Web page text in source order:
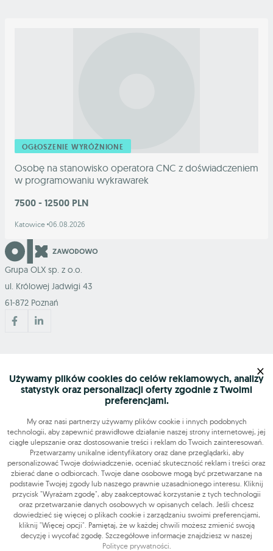
OGŁOSZENIE WYRÓŻNIONE
Osobę na stanowisko operatora CNC z doświadczeniem
w programowaniu wykrawarek
7500 - 12500 PLN
Katowice 06.08.2026
Grupa OLX sp. z o.o.
ul. Królowej Jadwigi 43
61-872 Poznań
Znajdź nas
Narzędzia
OLX-praca © 2026. Wszelkie prawa zastrzeżone.
OLX PracaBudowa i remontyProdukcjaAdministracjaSprzedaż
Praca dodatkowa i sezonowa
Używamy plików cookies do celów reklamowych, analizy
statystyk oraz personalizacji oferty zgodnie z Twoimi
preferencjami.
My oraz nasi partnerzy używamy plików cookie i innych podobnych
technologii, aby zapewnić prawidłowe działanie naszej strony internetowej, jej
ciągłe ulepszanie oraz dostosowanie treści i reklam do Twoich zainteresowań.
Przetwarzamy unikalne identyfikatory oraz dane przeglądarki, aby
personalizować Twoje doświadczenie, oceniać skuteczność reklam i treści oraz
zbierać dane o odbiorcach. Twoje dane osobowe mogą być przetwarzane na
podstawie Twojej zgody lub naszego prawnie uzasadnionego interesu. Kliknij
przycisk "Wyrażam zgodę", aby zaakceptować korzystanie z tych technologii
oraz przetwarzanie danych osobowych w opisanych celach. Jeśli chcesz
dowiedzieć się więcej o plikach cookie i zarządzaniu swoimi preferencjami,
kliknij "Więcej opcji". Pamiętaj, że w każdej chwili możesz zmienić swoją
decyzję i wycofać zgodę. Szczegółowe informacje znajdziesz w naszej
Polityce prywatności.
×